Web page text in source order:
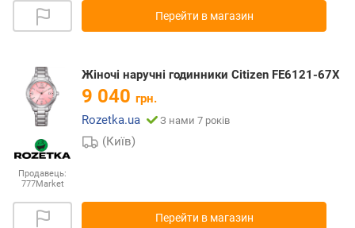
Перейти в магазин
Продавець:
777Market
Жіночі наручні годинники Citizen FE6121-67X
9 040 грн.
Rozetka.ua
З нами 7 років
(Київ)
Перейти в магазин